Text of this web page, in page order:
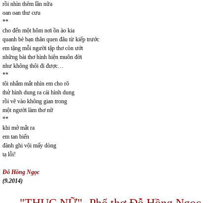
rồi nhìn thêm lần nữa
oan oan thư cưu
**
cho đến một hôm nơi ồn ào kia
quanh bè bạn thân quen đâu từ kiếp trước
em tặng mỗi người tập thơ còn ướt
những bài thơ hình hiện muôn đời
như không thôi đi được…
**
tôi nhắm mắt nhìn em cho rõ
thử hình dung ra cái hình dung
rồi vẽ vào không gian trong
một người làm thơ nữ
**
khi mở mắt ra
em tan biến
đành ghi vội mấy dòng
tạ lỗi!
Đỗ Hồng Ngọc
(9.2014)